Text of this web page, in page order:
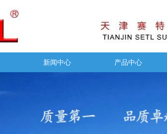
新闻中心 产品中心